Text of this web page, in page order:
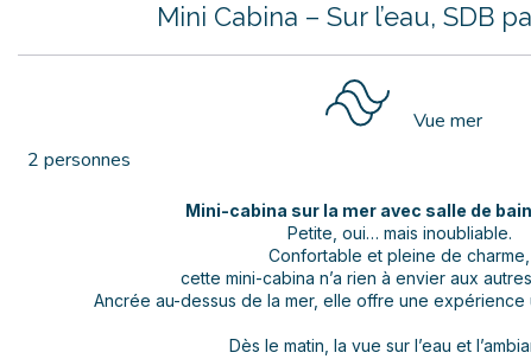
Mini Cabina – Sur l’eau, SDB
Vue mer
2 personnes
Mini-cabina sur la mer avec salle de
Petite, oui… mais inoubliable.
Confortable et pleine de charme,
cette mini-cabina n’a rien à envier aux
Ancrée au-dessus de la mer, elle offre une expérience
Dès le matin, la vue sur l’eau et